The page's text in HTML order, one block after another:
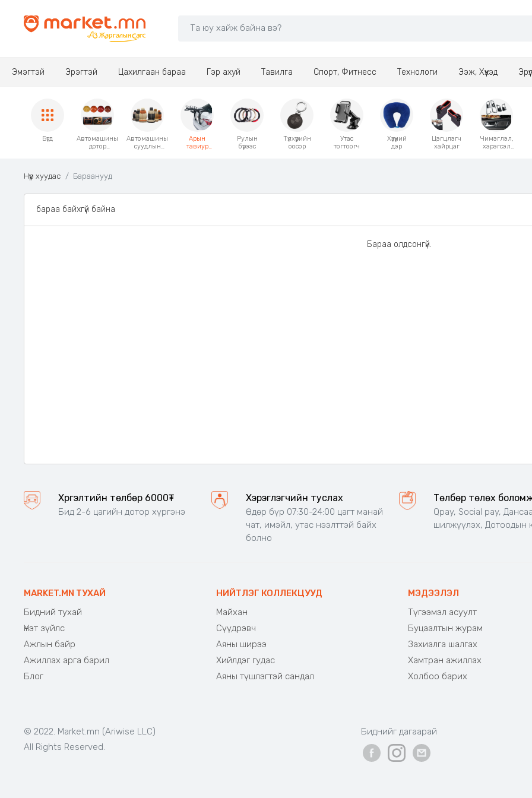
Эмэгтэй Эрэгтэй Цахилгаан бараа Гэр ахуй Тавилга Спорт, Фитнесс Технологи Ээж, Хүүхэд
Бүгд
Автомашины
дотор
Автомашины
суудлын
Арын
тавиур
Рулын
бүрээс
Түлхүүрийн
оосор
Утас
тогтоогч
Хүзүүний
дэр
Цэгцлэгч
хайрцаг
Чимэглэл,
хэрэгсэл
Нүүр хуудас Бараанууд
бараа байхгүй байна
Бараа олдсонгүй.
Хүргэлтийн төлбөр 6000₮
Бид 2-6 цагийн дотор хүргэнэ
Хэрэглэгчийн туслах
Өдөр бүр 07:30-24:00 цагт манай
чат, имэйл, утас нээлттэй байх
болно
Төлбөр төлөх
Qpay, Social pay,
шилжүүлэх, Дотоодын
MARKET.MN ТУХАЙ
Бидний тухай
Үнэт зүйлс
Ажлын байр
Ажиллах арга барил
Блог
НИЙТЛЭГ КОЛЛЕКЦУУД
Майхан
Сүүдрэвч
Аяны ширээ
Хийлдэг гудас
Аяны түшлэгтэй сандал
МЭДЭЭЛЭЛ
Түгээмэл асуулт
Буцаалтын журам
Захиалга шалгах
Хамтран ажиллах
Холбоо барих
© 2022. Market.mn (Ariwise LLC)
All Rights Reserved.
Биднийг дагаарай